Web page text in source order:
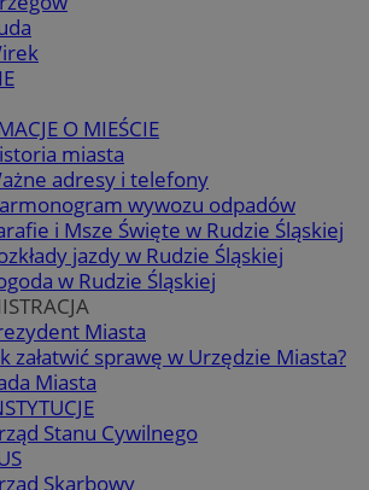
O MIEŚCIE
miasta
adresy i telefony
wywozu odpadów
i Msze Święte w Rudzie Śląskiej
jazdy w Rudzie Śląskiej
w Rudzie Śląskiej
Miasta
załatwić sprawę w Urzędzie Miasta?
Miasta
Stanu Cywilnego
Skarbowy